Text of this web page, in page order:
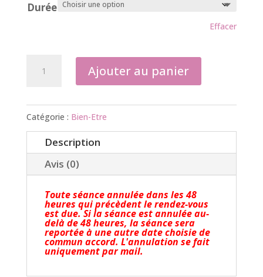
Durée
Effacer
individuelle
en
présentiel
Ajouter au panier
Catégorie : Bien-Etre
Description
Avis (0)
Toute séance annulée dans les 48
heures qui précèdent le rendez-vous
est due. Si la séance est annulée au-
delà de 48 heures, la séance sera
reportée à une autre date choisie de
commun accord. L'annulation se fait
uniquement par mail.